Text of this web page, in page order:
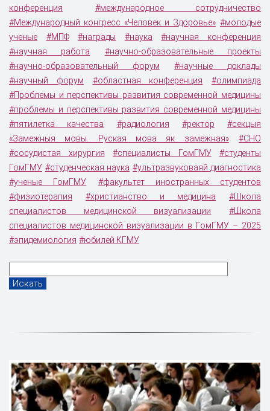
конференция
#международное сотрудничество
#Международный конгресс «Человек и Здоровье» #молодые
ученые
#МПФ #награды #наука
#научная конференция
#научная работа
#научно-образовательные проекты
#научно-образовательный форум
#научные доклады
#научный форум
#областная конференция
#олимпиада
#Проблемы и перспективы развития современной медицины
#проблемы и перспективы развития современной медицины
#пятилетка качества
#радиология #ректор
#секцыя
«Замежныя мовы. Руская мова як замежная»
#СНО
#сосудистая хирургия
#специалисты ГомГМУ
#студенты
ГомГМУ #студенческая наука #ультразвуковаяй диагностика
#ученые ГомГМУ
#факультет иностранных студентов
#физиотерапия
#христианство и медицина
#Школа
специалистов медицинской визуализации
#Школа
специалистов медицинской визуализации в ГомГМУ – 2025
#эпидемиология #юбилей КГМУ